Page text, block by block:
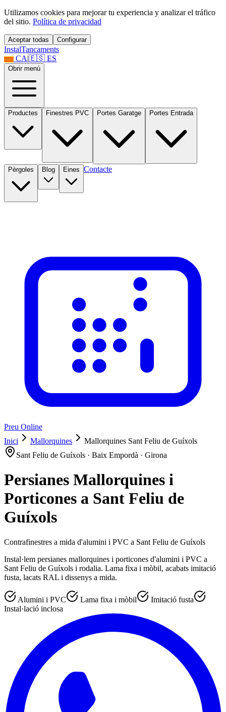
Utilizamos cookies para mejorar tu experiencia y analizar el tráfico
del sitio. Política de privacidad
Aceptar todas Configurar
InstalTancaments
CA|🇪🇸 ES
Obrir menú
Productes Finestres PVC Portes Garatge Portes Entrada
Pèrgoles Blog Eines Contacte
Preu Online
Inici
Mallorquines
Mallorquines Sant Feliu de Guíxols
Sant Feliu de Guíxols · Baix Empordà · Girona
Persianes Mallorquines i
Porticones a Sant Feliu de
Guíxols
Contrafinestres a mida d'alumini i PVC a Sant Feliu de Guíxols
Instal·lem persianes mallorquines i porticones d'alumini i PVC a
Sant Feliu de Guíxols i rodalia. Lama fixa i mòbil, acabats imitació
fusta, lacats RAL i dissenys a mida.
Alumini i PVC Lama fixa i mòbil
Imitació fusta
Instal·lació inclosa